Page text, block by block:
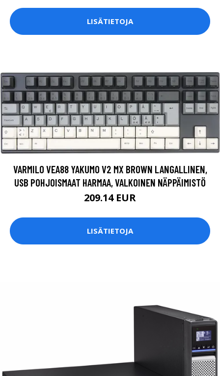
LISÄTIETOJA
VARMILO VEA88 YAKUMO V2 MX BROWN LANGALLINEN,
USB POHJOISMAAT HARMAA, VALKOINEN NÄPPÄIMISTÖ
209.14 EUR
LISÄTIETOJA